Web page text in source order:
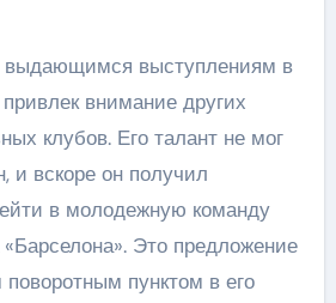
выдающимся выступлениям в
внимание других
клубов. Его талант не мог
и вскоре он получил
в молодежную команду
«Барселона». Это предложение
пунктом в его